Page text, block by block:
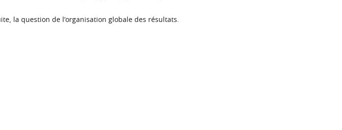
la question de l’organisation globale des résultats.